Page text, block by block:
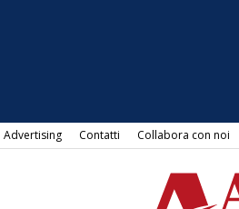
Advertising Contatti Collabora con noi